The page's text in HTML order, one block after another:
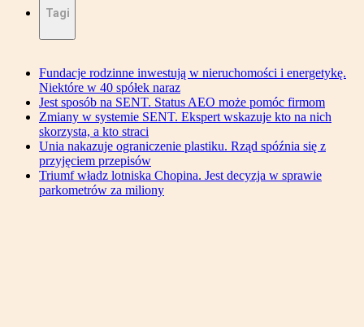
Tagi
Fundacje rodzinne inwestują w nieruchomości i energetykę.
Niektóre w 40 spółek naraz
Jest sposób na SENT. Status AEO może pomóc firmom
Zmiany w systemie SENT. Ekspert wskazuje kto na nich
skorzysta, a kto straci
Unia nakazuje ograniczenie plastiku. Rząd spóźnia się z
przyjęciem przepisów
Triumf władz lotniska Chopina. Jest decyzja w sprawie
parkometrów za miliony